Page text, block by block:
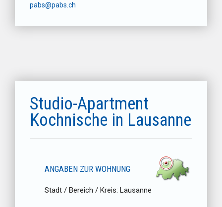
pabs@pabs.ch
Studio-Apartment
Kochnische in Lausanne
ANGABEN ZUR WOHNUNG
Stadt / Bereich / Kreis: Lausanne